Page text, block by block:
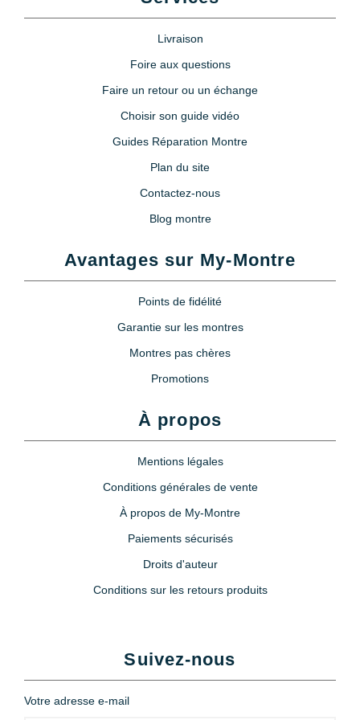
Lubrijoint – Graisse pour Joint
de Montre étanche
8,90 €
Poire soufflante anti poussière +
5,90 €
Poire soufflante pour appareil
9,90 €
Loupe horloger serre tête
6,90 €
Livraison
Foire aux questions
Faire un retour ou un échange
Choisir son guide vidéo
Guides Réparation Montre
Plan du site
Contactez-nous
Blog montre
Avantages sur My-Montre
Points de fidélité
Garantie sur les montres
Montres pas chères
Promotions
À propos
Mentions légales
Conditions générales de vente
À propos de My-Montre
Paiements sécurisés
Droits d'auteur
Conditions sur les retours produits
Suivez-nous
Votre adresse e-mail